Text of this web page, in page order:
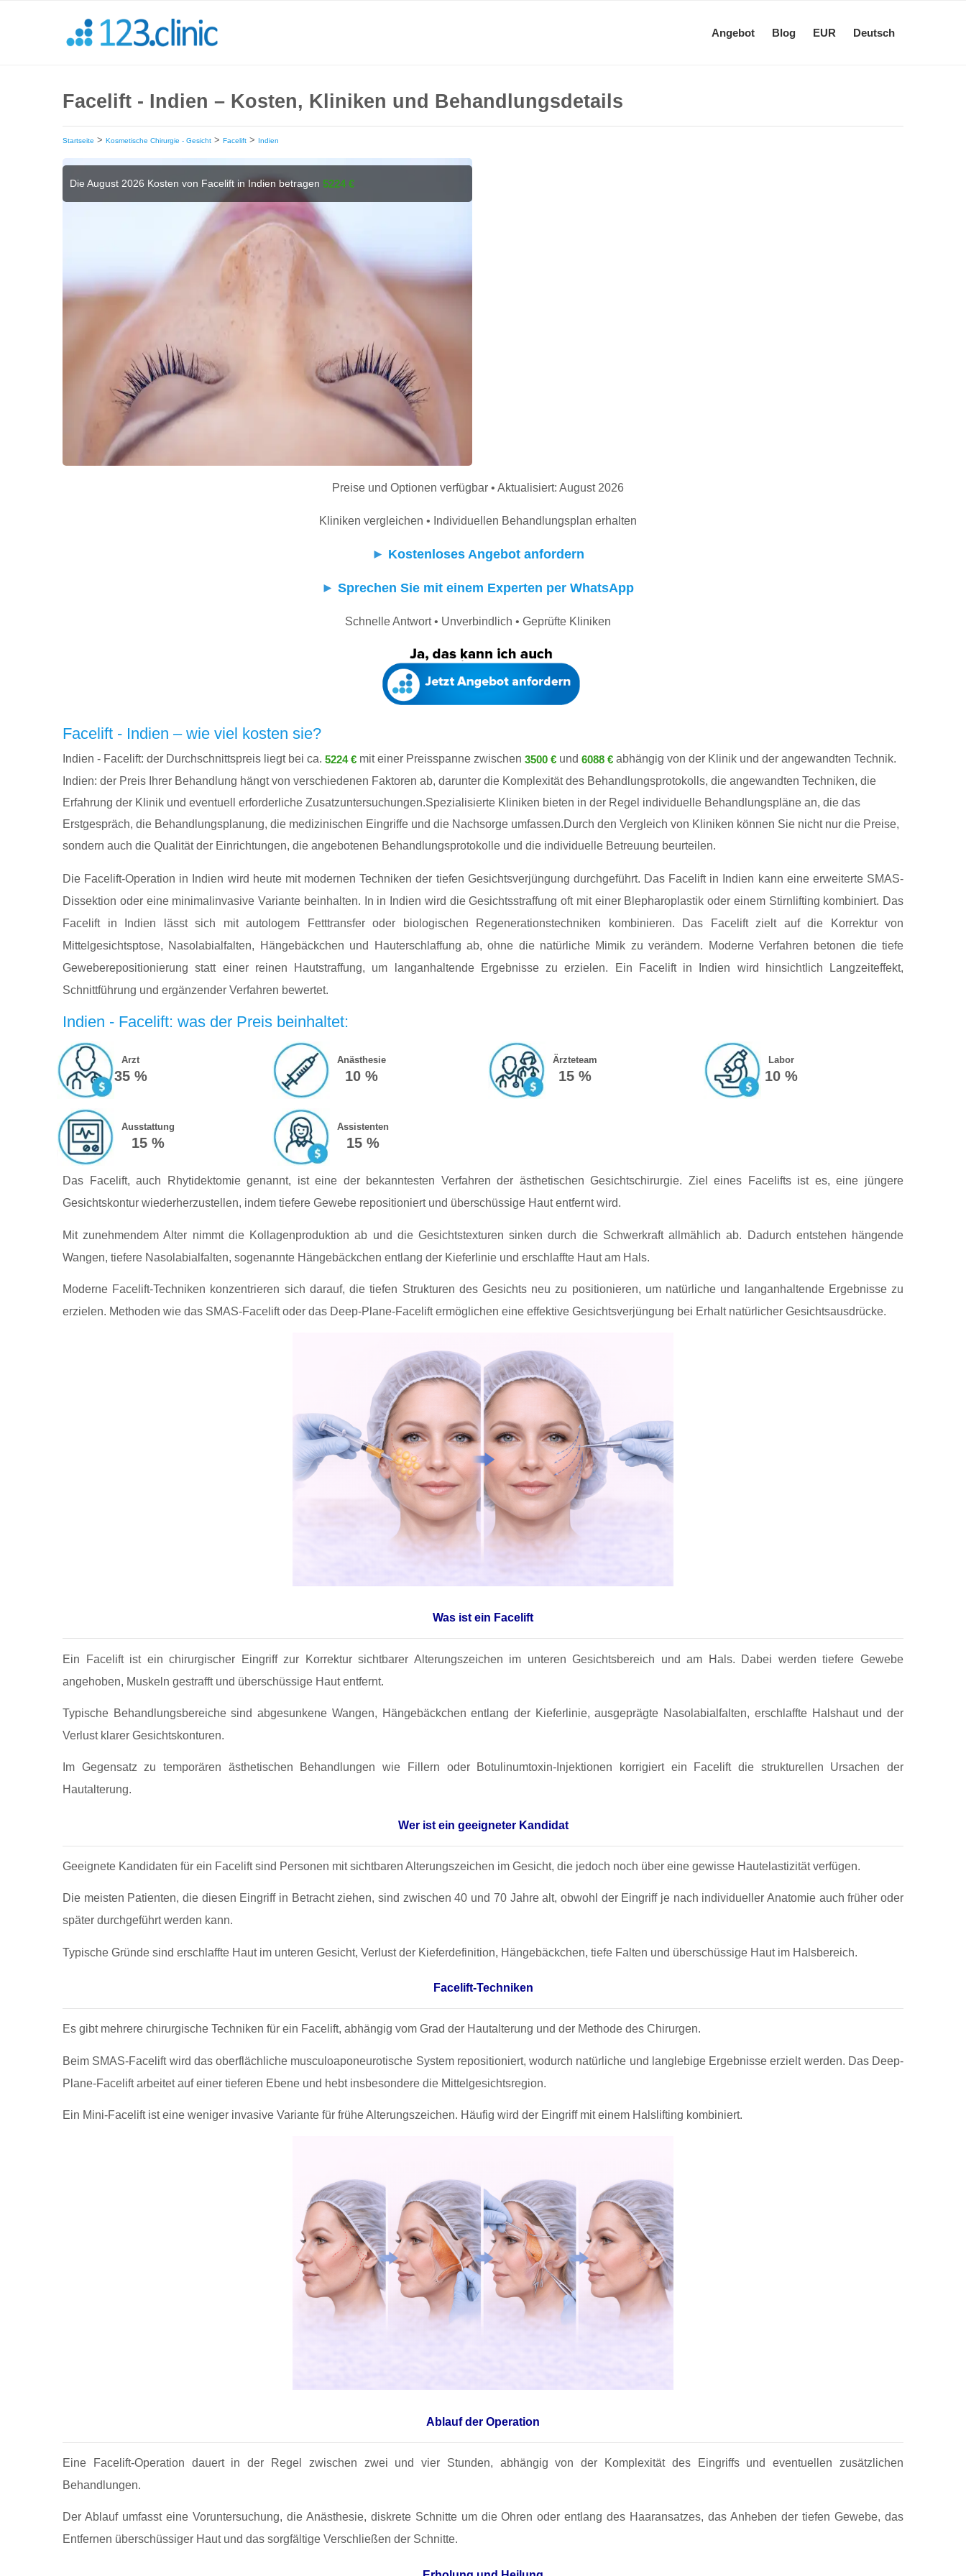
Angebot Blog EUR Deutsch
Facelift - Indien – Kosten, Kliniken und Behandlungsdetails
Startseite > Kosmetische Chirurgie - Gesicht > Facelift > Indien
Die August 2026 Kosten von Facelift in Indien betragen 5224 €
Preise und Optionen verfügbar • Aktualisiert: August 2026
Kliniken vergleichen • Individuellen Behandlungsplan erhalten
► Kostenloses Angebot anfordern
► Sprechen Sie mit einem Experten per WhatsApp
Schnelle Antwort • Unverbindlich • Geprüfte Kliniken
Facelift - Indien – wie viel kosten sie?
Indien - Facelift: der Durchschnittspreis liegt bei ca. 5224 € mit einer Preisspanne zwischen 3500 € und 6088 € abhängig von der Klinik und der angewandten Technik.
Indien: der Preis Ihrer Behandlung hängt von verschiedenen Faktoren ab, darunter die Komplexität des Behandlungsprotokolls, die angewandten Techniken, die
Erfahrung der Klinik und eventuell erforderliche Zusatzuntersuchungen.Spezialisierte Kliniken bieten in der Regel individuelle Behandlungspläne an, die das
Erstgespräch, die Behandlungsplanung, die medizinischen Eingriffe und die Nachsorge umfassen.Durch den Vergleich von Kliniken können Sie nicht nur die Preise,
sondern auch die Qualität der Einrichtungen, die angebotenen Behandlungsprotokolle und die individuelle Betreuung beurteilen.
Die Facelift-Operation in Indien wird heute mit modernen Techniken der tiefen Gesichtsverjüngung durchgeführt. Das Facelift in Indien kann eine erweiterte SMAS-
Dissektion oder eine minimalinvasive Variante beinhalten. In in Indien wird die Gesichtsstraffung oft mit einer Blepharoplastik oder einem Stirnlifting kombiniert. Das
Facelift in Indien lässt sich mit autologem Fetttransfer oder biologischen Regenerationstechniken kombinieren. Das Facelift zielt auf die Korrektur von
Mittelgesichtsptose, Nasolabialfalten, Hängebäckchen und Hauterschlaffung ab, ohne die natürliche Mimik zu verändern. Moderne Verfahren betonen die tiefe
Geweberepositionierung statt einer reinen Hautstraffung, um langanhaltende Ergebnisse zu erzielen. Ein Facelift in Indien wird hinsichtlich Langzeiteffekt,
Schnittführung und ergänzender Verfahren bewertet.
Indien - Facelift: was der Preis beinhaltet:
Arzt
35 %
Anästhesie
10 %
Ärzteteam
15 %
Labor
10 %
Ausstattung
15 %
Assistenten
15 %
Das Facelift, auch Rhytidektomie genannt, ist eine der bekanntesten Verfahren der ästhetischen Gesichtschirurgie. Ziel eines Facelifts ist es, eine jüngere
Gesichtskontur wiederherzustellen, indem tiefere Gewebe repositioniert und überschüssige Haut entfernt wird.
Mit zunehmendem Alter nimmt die Kollagenproduktion ab und die Gesichtstexturen sinken durch die Schwerkraft allmählich ab. Dadurch entstehen hängende
Wangen, tiefere Nasolabialfalten, sogenannte Hängebäckchen entlang der Kieferlinie und erschlaffte Haut am Hals.
Moderne Facelift-Techniken konzentrieren sich darauf, die tiefen Strukturen des Gesichts neu zu positionieren, um natürliche und langanhaltende Ergebnisse zu
erzielen. Methoden wie das SMAS-Facelift oder das Deep-Plane-Facelift ermöglichen eine effektive Gesichtsverjüngung bei Erhalt natürlicher Gesichtsausdrücke.
Was ist ein Facelift
Ein Facelift ist ein chirurgischer Eingriff zur Korrektur sichtbarer Alterungszeichen im unteren Gesichtsbereich und am Hals. Dabei werden tiefere Gewebe
angehoben, Muskeln gestrafft und überschüssige Haut entfernt.
Typische Behandlungsbereiche sind abgesunkene Wangen, Hängebäckchen entlang der Kieferlinie, ausgeprägte Nasolabialfalten, erschlaffte Halshaut und der
Verlust klarer Gesichtskonturen.
Im Gegensatz zu temporären ästhetischen Behandlungen wie Fillern oder Botulinumtoxin-Injektionen korrigiert ein Facelift die strukturellen Ursachen der
Hautalterung.
Wer ist ein geeigneter Kandidat
Geeignete Kandidaten für ein Facelift sind Personen mit sichtbaren Alterungszeichen im Gesicht, die jedoch noch über eine gewisse Hautelastizität verfügen.
Die meisten Patienten, die diesen Eingriff in Betracht ziehen, sind zwischen 40 und 70 Jahre alt, obwohl der Eingriff je nach individueller Anatomie auch früher oder
später durchgeführt werden kann.
Typische Gründe sind erschlaffte Haut im unteren Gesicht, Verlust der Kieferdefinition, Hängebäckchen, tiefe Falten und überschüssige Haut im Halsbereich.
Facelift-Techniken
Es gibt mehrere chirurgische Techniken für ein Facelift, abhängig vom Grad der Hautalterung und der Methode des Chirurgen.
Beim SMAS-Facelift wird das oberflächliche musculoaponeurotische System repositioniert, wodurch natürliche und langlebige Ergebnisse erzielt werden. Das Deep-
Plane-Facelift arbeitet auf einer tieferen Ebene und hebt insbesondere die Mittelgesichtsregion.
Ein Mini-Facelift ist eine weniger invasive Variante für frühe Alterungszeichen. Häufig wird der Eingriff mit einem Halslifting kombiniert.
Ablauf der Operation
Eine Facelift-Operation dauert in der Regel zwischen zwei und vier Stunden, abhängig von der Komplexität des Eingriffs und eventuellen zusätzlichen
Behandlungen.
Der Ablauf umfasst eine Voruntersuchung, die Anästhesie, diskrete Schnitte um die Ohren oder entlang des Haaransatzes, das Anheben der tiefen Gewebe, das
Entfernen überschüssiger Haut und das sorgfältige Verschließen der Schnitte.